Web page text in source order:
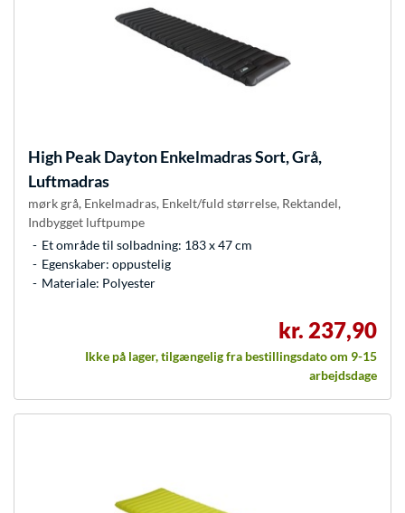
High PeakDayton Enkelmadras Sort, Grå,
Luftmadras
mørk grå, Enkelmadras, Enkelt/fuld størrelse, Rektandel,
Indbygget luftpumpe
Et område til solbadning: 183 x 47 cm
Egenskaber: oppustelig
Materiale: Polyester
kr. 237,90
Ikke på lager, tilgængelig fra bestillingsdato om 9-15
arbejdsdage